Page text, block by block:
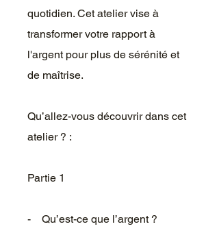
quotidien. Cet atelier vise à
transformer votre rapport à
l'argent pour plus de sérénité et
de maîtrise.
Qu’allez-vous découvrir dans cet
atelier ? :
Partie 1
- Qu’est-ce que l’argent ?